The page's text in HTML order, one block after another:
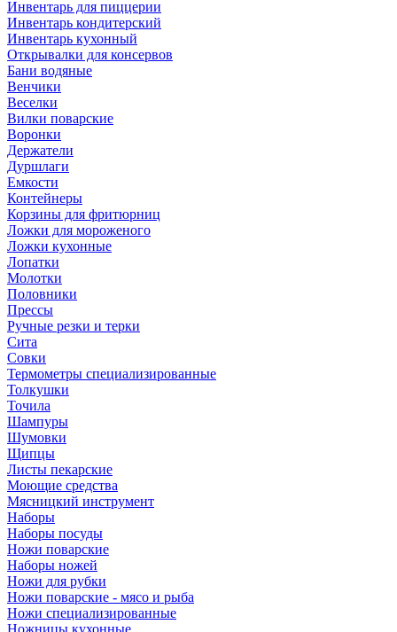
Инвентарь для пиццерии
Инвентарь кондитерский
Инвентарь кухонный
Открывалки для консервов
Бани водяные
Венчики
Веселки
Вилки поварские
Воронки
Держатели
Дуршлаги
Емкости
Контейнеры
Корзины для фритюрниц
Ложки для мороженого
Ложки кухонные
Лопатки
Молотки
Половники
Прессы
Ручные резки и терки
Сита
Совки
Термометры специализированные
Толкушки
Точила
Шампуры
Шумовки
Щипцы
Листы пекарские
Моющие средства
Мясницкий инструмент
Наборы
Наборы посуды
Ножи поварские
Наборы ножей
Ножи для рубки
Ножи поварские - мясо и рыба
Ножи специализированные
Ножницы кухонные